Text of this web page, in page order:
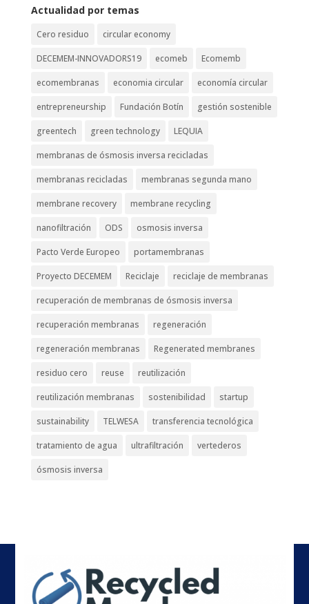
Actualidad por temas
Cero residuo circular economy
DECEMEM-INNOVADORS19 ecomeb Ecomemb
ecomembranas economia circular economía circular
entrepreneurship Fundación Botín gestión sostenible
greentech green technology LEQUIA
membranas de ósmosis inversa recicladas
membranas recicladas membranas segunda mano
membrane recovery membrane recycling
nanofiltración ODS osmosis inversa
Pacto Verde Europeo portamembranas
Proyecto DECEMEM Reciclaje reciclaje de membranas
recuperación de membranas de ósmosis inversa
recuperación membranas regeneración
regeneración membranas Regenerated membranes
residuo cero reuse reutilización
reutilización membranas sostenibilidad startup
sustainability TELWESA transferencia tecnológica
tratamiento de agua ultrafiltración vertederos
ósmosis inversa